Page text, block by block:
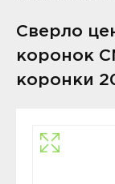
Сверло
коронок
коронки